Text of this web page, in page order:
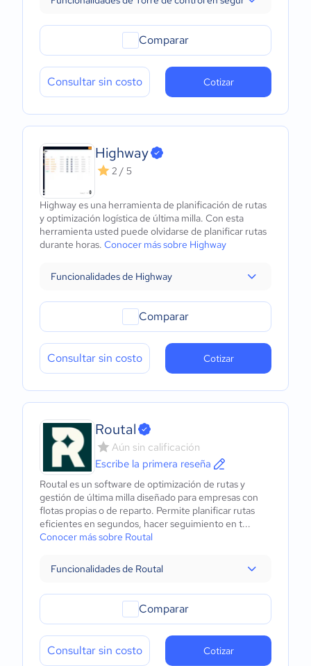
Comparar
Consultar sin costo Cotizar
Highway
2 / 5
Highway es una herramienta de planificación de rutas
y optimización logística de última milla. Con esta
herramienta usted puede olvidarse de planificar rutas
durante horas. Conocer más sobre Highway
Funcionalidades de Highway
Comparar
Consultar sin costo Cotizar
Routal
Aún sin calificación
Escribe la primera reseña
Routal es un software de optimización de rutas y
gestión de última milla diseñado para empresas con
flotas propias o de reparto. Permite planificar rutas
eficientes en segundos, hacer seguimiento en t...
Conocer más sobre Routal
Funcionalidades de Routal
Comparar
Consultar sin costo Cotizar